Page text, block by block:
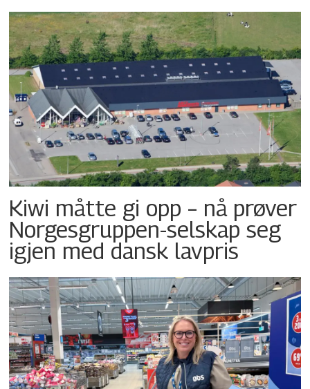
Kiwi måtte gi opp – nå prøver
Norgesgruppen-selskap seg
igjen med dansk lavpris